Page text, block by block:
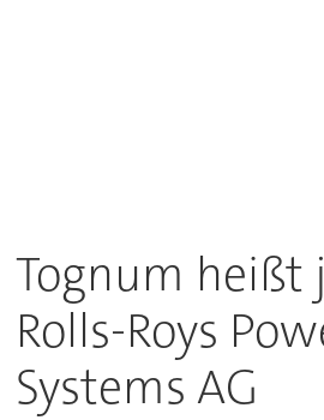
Tognum heißt
Rolls-Roys
Systems AG